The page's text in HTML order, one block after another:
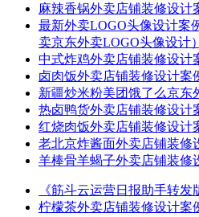
麻辣香锅外卖店铺装修设计
最新外卖LOGO头像设计案
卖京东外卖LOGO头像设计）
中式炸鸡外卖店铺装修设计
卤肉饭外卖店铺装修设计案
新疆炒米粉美团饿了么京东
热卤鸭货外卖店铺装修设计
红烧肉饭外卖店铺装修设计
老北京炸酱面外卖店铺装修
羊棒骨羊蝎子外卖店铺装修
《筋斗云运营日报助手转
柠檬茶外卖店铺装修设计案